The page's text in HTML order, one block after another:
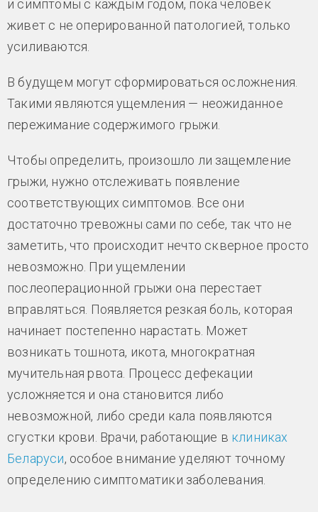
и симптомы с каждым годом, пока человек
живет с не оперированной патологией, только
усиливаются.
В будущем могут сформироваться осложнения.
Такими являются ущемления — неожиданное
пережимание содержимого грыжи.
Чтобы определить, произошло ли защемление
грыжи, нужно отслеживать появление
соответствующих симптомов. Все они
достаточно тревожны сами по себе, так что не
заметить, что происходит нечто скверное просто
невозможно. При ущемлении
послеоперационной грыжи она перестает
вправляться. Появляется резкая боль, которая
начинает постепенно нарастать. Может
возникать тошнота, икота, многократная
мучительная рвота. Процесс дефекации
усложняется и она становится либо
невозможной, либо среди кала появляются
сгустки крови. Врачи, работающие в клиниках
Беларуси, особое внимание уделяют точному
определению симптоматики заболевания.